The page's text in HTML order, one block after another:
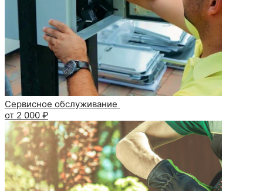
Сервисное обслуживание
от 2 000 ₽